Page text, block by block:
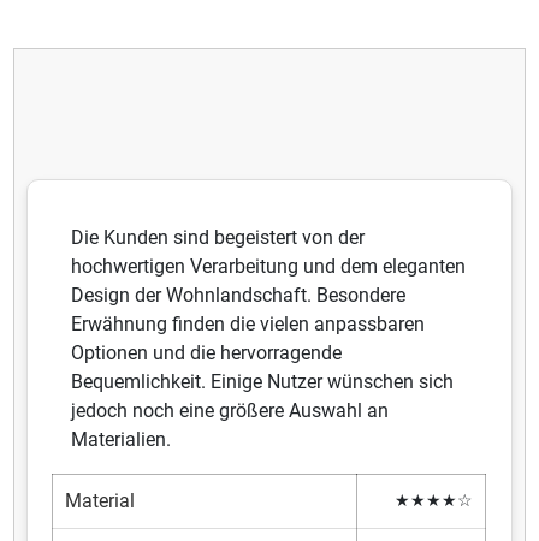
Die Kunden sind begeistert von der
hochwertigen Verarbeitung und dem eleganten
Design der Wohnlandschaft. Besondere
Erwähnung finden die vielen anpassbaren
Optionen und die hervorragende
Bequemlichkeit. Einige Nutzer wünschen sich
jedoch noch eine größere Auswahl an
Materialien.
Material ★★★★☆